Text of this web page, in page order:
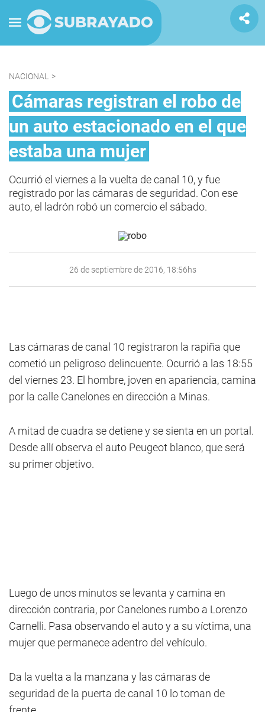
NACIONAL >
Cámaras registran el robo de
un auto estacionado en el que
estaba una mujer
Ocurrió el viernes a la vuelta de canal 10, y fue
registrado por las cámaras de seguridad. Con ese
auto, el ladrón robó un comercio el sábado.
26 de septiembre de 2016, 18:56hs
Las cámaras de canal 10 registraron la rapiña que
cometió un peligroso delincuente. Ocurrió a las 18:55
del viernes 23. El hombre, joven en apariencia, camina
por la calle Canelones en dirección a Minas.
A mitad de cuadra se detiene y se sienta en un portal.
Desde allí observa el auto Peugeot blanco, que será
su primer objetivo.
Luego de unos minutos se levanta y camina en
dirección contraria, por Canelones rumbo a Lorenzo
Carnelli. Pasa observando el auto y a su víctima, una
mujer que permanece adentro del vehículo.
Da la vuelta a la manzana y las cámaras de
seguridad de la puerta de canal 10 lo toman de